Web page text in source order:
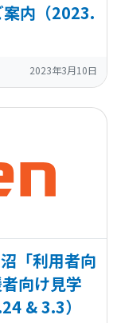
内（2023.
2023年3月10日
「利用者向
向け見学
& 3.3）